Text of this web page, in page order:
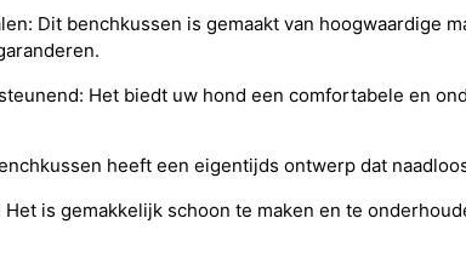
Dit benchkussen is gemaakt van hoogwaardige
Het biedt uw hond een comfortabele en
heeft een eigentijds ontwerp dat
is gemakkelijk schoon te maken en te